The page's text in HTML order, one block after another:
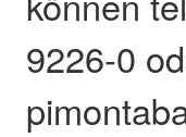
9226-0